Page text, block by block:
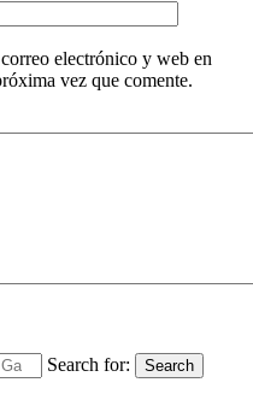
electrónico y web en
vez que comente.
Search for: Search